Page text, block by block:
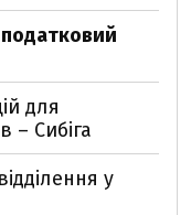
для
– Сибіга
у